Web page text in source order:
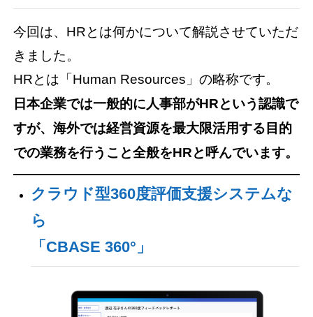
今回は、HRとは何かについて解説させていただ
きました。
HRとは「Human Resources」の略称です。
日本企業では一般的に人事部がHRという認識で
すが、海外では経営資源を最大限活用する目的
での業務を行うこと全般をHRと呼んでいます。
クラウド型360度評価支援システムな
ら
「CBASE 360°」